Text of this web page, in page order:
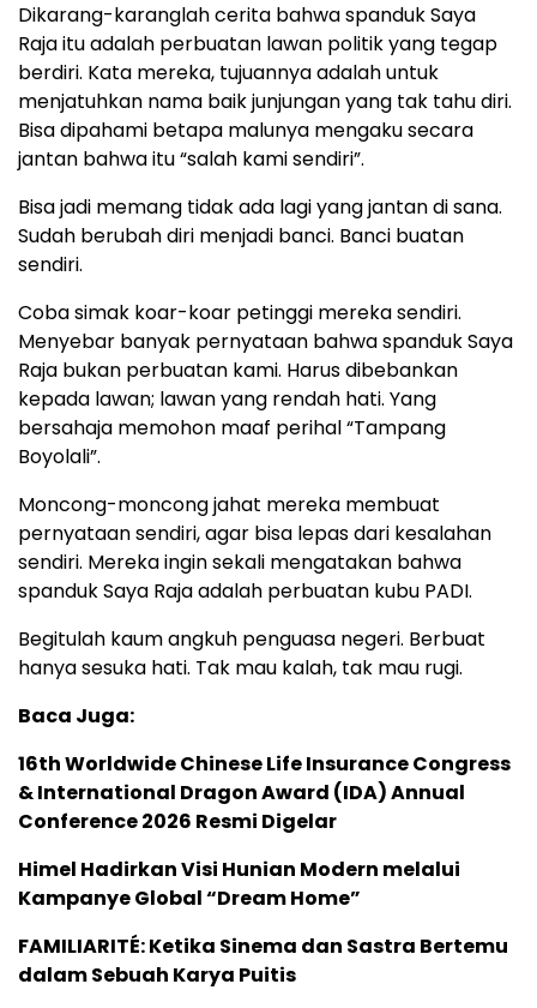
Dikarang-karanglah cerita bahwa spanduk Saya
Raja itu adalah perbuatan lawan politik yang tegap
berdiri. Kata mereka, tujuannya adalah untuk
menjatuhkan nama baik junjungan yang tak tahu diri.
Bisa dipahami betapa malunya mengaku secara
jantan bahwa itu “salah kami sendiri”.
Bisa jadi memang tidak ada lagi yang jantan di sana.
Sudah berubah diri menjadi banci. Banci buatan
sendiri.
Coba simak koar-koar petinggi mereka sendiri.
Menyebar banyak pernyataan bahwa spanduk Saya
Raja bukan perbuatan kami. Harus dibebankan
kepada lawan; lawan yang rendah hati. Yang
bersahaja memohon maaf perihal “Tampang
Boyolali”.
Moncong-moncong jahat mereka membuat
pernyataan sendiri, agar bisa lepas dari kesalahan
sendiri. Mereka ingin sekali mengatakan bahwa
spanduk Saya Raja adalah perbuatan kubu PADI.
Begitulah kaum angkuh penguasa negeri. Berbuat
hanya sesuka hati. Tak mau kalah, tak mau rugi.
Baca Juga:
16th Worldwide Chinese Life Insurance Congress
& International Dragon Award (IDA) Annual
Conference 2026 Resmi Digelar
Himel Hadirkan Visi Hunian Modern melalui
Kampanye Global “Dream Home”
FAMILIARITÉ: Ketika Sinema dan Sastra Bertemu
dalam Sebuah Karya Puitis